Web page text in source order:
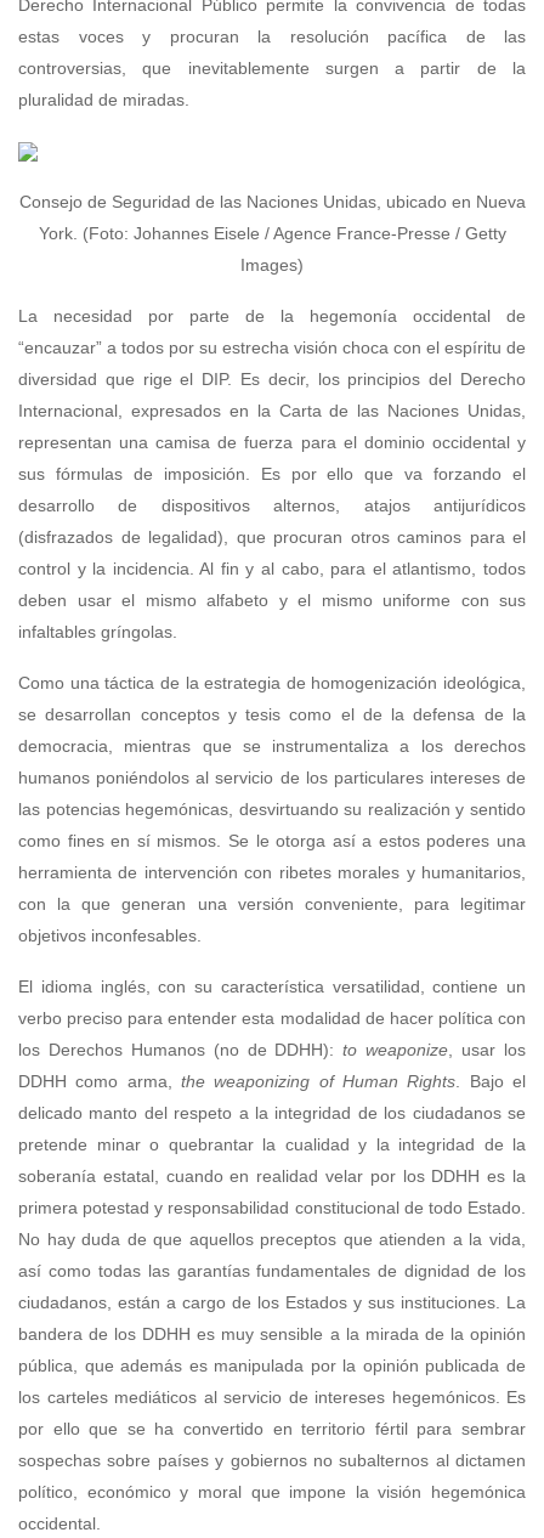
Derecho Internacional Público permite la convivencia de todas
estas voces y procuran la resolución pacífica de las
controversias, que inevitablemente surgen a partir de la
pluralidad de miradas.
Consejo de Seguridad de las Naciones Unidas, ubicado en Nueva
York. (Foto: Johannes Eisele / Agence France-Presse / Getty
Images)
La necesidad por parte de la hegemonía occidental de
“encauzar” a todos por su estrecha visión choca con el espíritu de
diversidad que rige el DIP. Es decir, los principios del Derecho
Internacional, expresados en la Carta de las Naciones Unidas,
representan una camisa de fuerza para el dominio occidental y
sus fórmulas de imposición. Es por ello que va forzando el
desarrollo de dispositivos alternos, atajos antijurídicos
(disfrazados de legalidad), que procuran otros caminos para el
control y la incidencia. Al fin y al cabo, para el atlantismo, todos
deben usar el mismo alfabeto y el mismo uniforme con sus
infaltables gríngolas.
Como una táctica de la estrategia de homogenización ideológica,
se desarrollan conceptos y tesis como el de la defensa de la
democracia, mientras que se instrumentaliza a los derechos
humanos poniéndolos al servicio de los particulares intereses de
las potencias hegemónicas, desvirtuando su realización y sentido
como fines en sí mismos. Se le otorga así a estos poderes una
herramienta de intervención con ribetes morales y humanitarios,
con la que generan una versión conveniente, para legitimar
objetivos inconfesables.
El idioma inglés, con su característica versatilidad, contiene un
verbo preciso para entender esta modalidad de hacer política con
los Derechos Humanos (no de DDHH):to weaponize , usar los
DDHH como arma, the weaponizing of Human Rights . Bajo el
delicado manto del respeto a la integridad de los ciudadanos se
pretende minar o quebrantar la cualidad y la integridad de la
soberanía estatal, cuando en realidad velar por los DDHH es la
primera potestad y responsabilidad constitucional de todo Estado.
No hay duda de que aquellos preceptos que atienden a la vida,
así como todas las garantías fundamentales de dignidad de los
ciudadanos, están a cargo de los Estados y sus instituciones. La
bandera de los DDHH es muy sensible a la mirada de la opinión
pública, que además es manipulada por la opinión publicada de
los carteles mediáticos al servicio de intereses hegemónicos. Es
por ello que se ha convertido en territorio fértil para sembrar
sospechas sobre países y gobiernos no subalternos al dictamen
político, económico y moral que impone la visión hegemónica
occidental.